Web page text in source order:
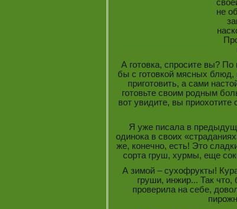
не
А готовка, спросите вы?
бы с готовкой мясных блюд,
приготовить, а сами
готовьте своим родным
вот увидите, вы приохотите
Я уже писала в
одинока в своих
же, конечно, есть! Это
сорта груш, хурмы, еще
А зимой – сухофрукты!
груши, инжир... Так что,
проверила на себе,